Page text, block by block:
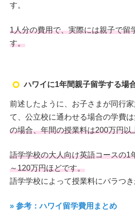
す。
1人分の費用で、実際には親子で留
す。
ハワイに1年間親子留学する場
前述したように、お子さまが同行
て、公立校に通わせる場合の学費は
の場合、年間の授業料は200万円以
語学学校の大人向け英語コースの1
～120万円ほどです。
語学学校によって授業料にバラつき
» 参考：ハワイ留学費用まとめ